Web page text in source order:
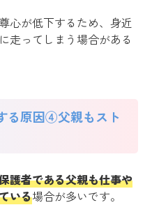
心が低下するため、身近
走ってしまう場合がある
る原因④父親もスト
護者である父親も仕事や
いる場合が多いです。